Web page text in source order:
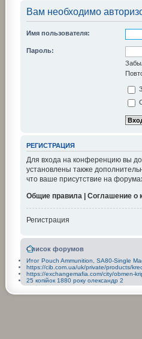
Вам необходимо
Имя пользователя:
Пароль:
РЕГИСТРАЦИЯ
Для входа на конференцию вы
установлены также
что ваше присутствие на
Общие правила | Соглашение о
Регистрация
Список форумов
Итог Pouch Ammunition, SA80-Single
https://cib.com.ua/uk/private/products/
https://exchangemafia.com/city/obmen-
25 копійок 1880 року олександр 2